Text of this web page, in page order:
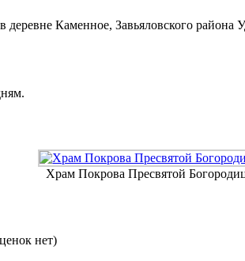
Каменное, Завьяловского
Храм Покрова Пресвятой
нет)